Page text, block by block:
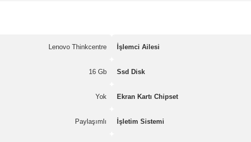
Lenovo Thinkcentre İşlemci Ailesi
16 Gb Ssd Disk
Yok Ekran Kartı Chipset
Paylaşımlı İşletim Sistemi